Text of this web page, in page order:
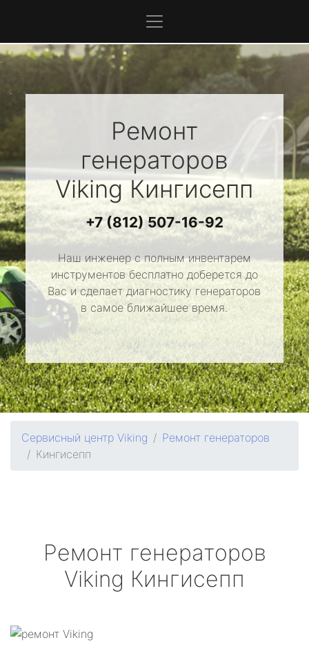
Ремонт
генераторов
VikingКингисепп
+7 (812) 507-16-92
Наш инженер с полным инвентарем
инструментов бесплатно доберется до
Вас и сделает диагностику генераторов
в самое ближайшее время.
Сервисный центр Viking
Ремонт генераторов
Кингисепп
Ремонт генераторов
Viking Кингисепп